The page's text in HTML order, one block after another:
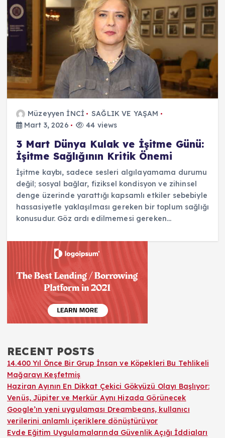
Müzeyyen İNCİ
SAĞLIK VE YAŞAM
Mart 3, 2026
44 views
3 Mart Dünya Kulak ve İşitme Günü:
İşitme Sağlığının Kritik Önemi
İşitme kaybı, sadece sesleri algılayamama durumu
değil; sosyal bağlar, fiziksel kondisyon ve zihinsel
denge üzerinde yarattığı kapsamlı etkiler sebebiyle
hassasiyetle yaklaşılması gereken bir toplum sağlığı
konusudur. Göz ardı edilmemesi gereken…
RECENT POSTS
14.400 Yıl Önce Bir Grup İnsan ve Köpekleri Bu Tehlikeli
Mağarayı Keşfetmiş
Haziran Ayının En Dikkat Çekici Gökyüzü Olayı Başlıyor:
Venüs, Jüpiter ve Merkür Aynı Hizada Görünecek
Google’ın yeni uygulaması Dreambeans, kullanıcı
verilerini anlamlı içeriklere dönüştürüyor
Evde Eğitim Uygulamalarında Güvenlik Açığı İddiaları